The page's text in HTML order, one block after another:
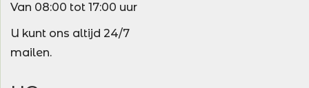
Van 08:00 tot 17:00 uur
U kunt ons altijd 24/7
mailen.